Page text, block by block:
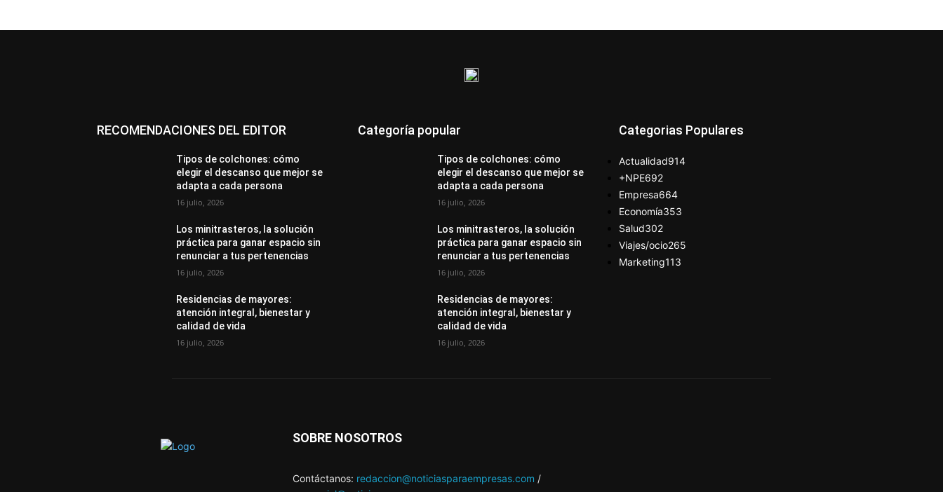
RECOMENDACIONES DEL EDITOR
Tipos de colchones: cómo
elegir el descanso que mejor se
adapta a cada persona
16 julio, 2026
Los minitrasteros, la solución
práctica para ganar espacio sin
renunciar a tus pertenencias
16 julio, 2026
Residencias de mayores:
atención integral, bienestar y
calidad de vida
16 julio, 2026
Categoría popular
Tipos de colchones: cómo
elegir el descanso que mejor se
adapta a cada persona
16 julio, 2026
Los minitrasteros, la solución
práctica para ganar espacio sin
renunciar a tus pertenencias
16 julio, 2026
Residencias de mayores:
atención integral, bienestar y
calidad de vida
16 julio, 2026
Categorias Populares
Actualidad914
+NPE692
Empresa664
Economía353
Salud302
Viajes/ocio265
Marketing113
SOBRE NOSOTROS
Contáctanos: redaccion@noticiasparaempresas.com /